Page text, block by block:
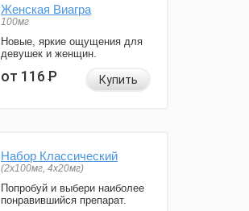
Женская Виагра
100мг
Новые, яркие ощущения для
девушек и женщин.
от 116Р Купить
Набор Классический
(2x100мг, 4x20мг)
Попробуй и выбери наиболее
понравившийся препарат.